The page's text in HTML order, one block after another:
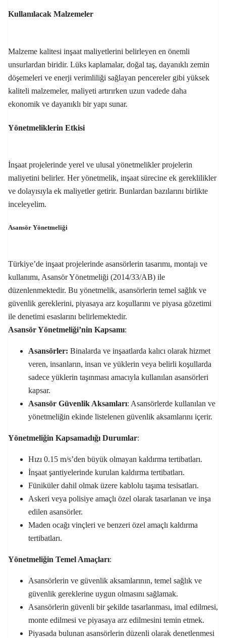
Kullanılacak Malzemeler
Malzeme kalitesi inşaat maliyetlerini belirleyen en önemli
unsurlardan biridir. Lüks kaplamalar, doğal taş, dayanıklı zemin
döşemeleri ve enerji verimliliği sağlayan pencereler gibi yüksek
kaliteli malzemeler, maliyeti artırırken uzun vadede daha
ekonomik ve dayanıklı bir yapı sunar.
Yönetmeliklerin Etkisi
İnşaat projelerinde yerel ve ulusal yönetmelikler projelerin
maliyetini belirler. Her yönetmelik, inşaat sürecine ek gereklilikler
ve dolayısıyla ek maliyetler getirir. Bunlardan bazılarını birlikte
inceleyelim.
Asansör Yönetmeliği
Türkiye’de inşaat projelerinde asansörlerin tasarımı, montajı ve
kullanımı, Asansör Yönetmeliği (2014/33/AB) ile
düzenlenmektedir. Bu yönetmelik, asansörlerin temel sağlık ve
güvenlik gereklerini, piyasaya arz koşullarını ve piyasa gözetimi
ile denetimi esaslarını belirlemektedir.
Asansör Yönetmeliği’nin Kapsamı:
Asansörler: Binalarda ve inşaatlarda kalıcı olarak hizmet
veren, insanların, insan ve yüklerin veya belirli koşullarda
sadece yüklerin taşınması amacıyla kullanılan asansörleri
kapsar.
Asansör Güvenlik Aksamları: Asansörlerde kullanılan ve
yönetmeliğin ekinde listelenen güvenlik aksamlarını içerir.
Yönetmeliğin Kapsamadığı Durumlar:
Hızı 0.15 m/s’den büyük olmayan kaldırma tertibatları.
İnşaat şantiyelerinde kurulan kaldırma tertibatları.
Füniküler dahil olmak üzere kablolu taşıma tesisatları.
Askeri veya polisiye amaçlı özel olarak tasarlanan ve inşa
edilen asansörler.
Maden ocağı vinçleri ve benzeri özel amaçlı kaldırma
tertibatları.
Yönetmeliğin Temel Amaçları:
Asansörlerin ve güvenlik aksamlarının, temel sağlık ve
güvenlik gereklerine uygun olmasını sağlamak.
Asansörlerin güvenli bir şekilde tasarlanması, imal edilmesi,
monte edilmesi ve piyasaya arz edilmesini temin etmek.
Piyasada bulunan asansörlerin düzenli olarak denetlenmesi